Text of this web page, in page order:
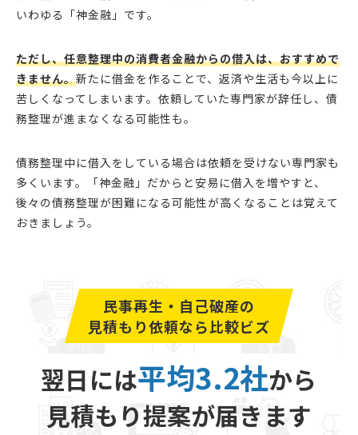
いわゆる「神金融」です。
ただし、任意整理中の消費者金融からの借入は、おすすめで
きません。新たに借金を作ることで、返済や生活も今以上に
苦しくなってしまいます。依頼していた専門家が辞任し、債
務整理が進まなくなる可能性も。
債務整理中に借入をしている場合は依頼を受けない専門家も
多くいます。「神金融」だからと安易に借入を増やすと、
後々の債務整理が困難になる可能性が高くなることは覚えて
おきましょう。
民事再生・自己破産の
見積もり依頼なら比較ビズ
翌日には平均3.2社から
見積もり提案が届きます